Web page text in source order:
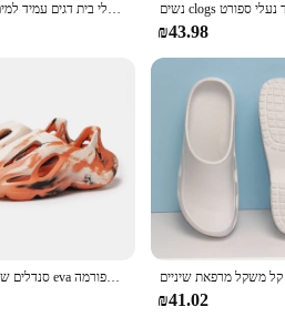
Ckxmhm גודל 40-45 גברים סנדלים משקל 36 נעלי בית גברים נעלי בית גן נעליים נעליים גן נשם נעלי בית דגים עמיד למים
₪43.98
סנדלים של גברים קיץ eva פלטפורמה clogs נעלי חוף גברים לגברים סנדלים ספורט מזדמנים בחוץ 2024 צבע מוצק sandalias hombre
₪41.02